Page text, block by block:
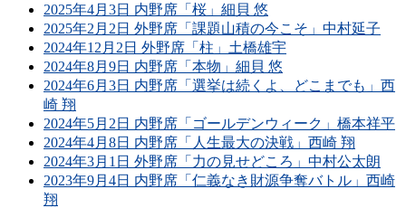
2025年4月3日 内野席「桜」細貝 悠
2025年2月2日 外野席「課題山積の今こそ」中村延子
2024年12月2日 外野席「柱」土橋雄宇
2024年8月9日 内野席「本物」細貝 悠
2024年6月3日 内野席「選挙は続くよ、どこまでも」西
崎 翔
2024年5月2日 内野席「ゴールデンウィーク」橋本祥平
2024年4月8日 内野席「人生最大の決戦」西崎 翔
2024年3月1日 外野席「力の見せどころ」中村公太朗
2023年9月4日 内野席「仁義なき財源争奪バトル」西崎
翔